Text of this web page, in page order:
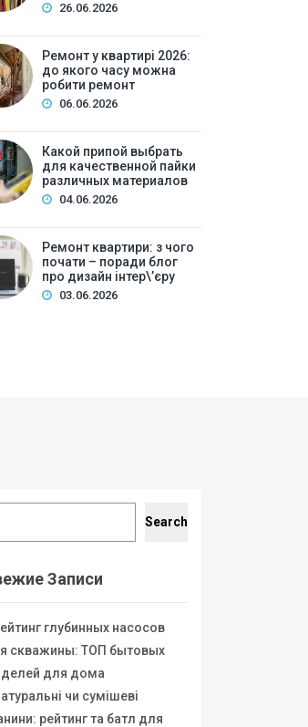
у квартирі 2026:
та обладнанняЛегкий косметичний
часКори…
26.06.2026
Ремонт у квартирі 2026:
до якого часу можна
робити ремонт
06.06.2026
Какой припой выбрать
для качественной пайки
различных материалов
04.06.2026
Ремонт квартири: з чого
почати – поради блог
про дизайн інтер\’єру
03.06.2026
Search
Записи
глубинных насосов
скважины: ТОП бытовых
для дома
чи сумішеві
рейтинг та батл для